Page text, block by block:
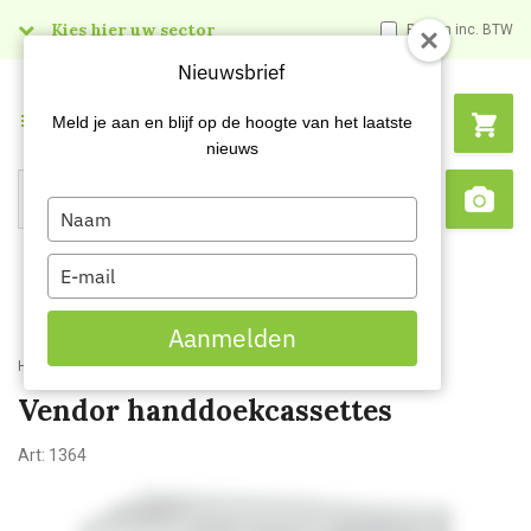
Kies hier uw sector Prijzen inc. BTW
Search
Menu
Home Vendor handdoekcassettes
Vendor handdoekcassettes
Art: 1364
Nieuwsbrief
Meld je aan en blijf op de hoogte van het laatste
nieuws
Type
your
name
Type
your
email
Aanmelden